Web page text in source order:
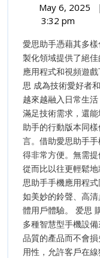
爱
思
助
手
优
化
处
理
器
性
能
May 6, 2025 |
3:32 pm
愛思助手憑藉其多樣化的產品，為蘋果用戶在設備監控和客
製化領域提供了絕
應用程式和視頻遊
思 成為技術愛好者
越來越融入日常生
滿足技術需求，還
助手的行動版本同
言。借助愛思助手
得非常方便。無需
從而比以往更輕鬆
思助手手機應用程
如美妙的鈴聲、高
體用戶體驗。 爱思
多種智慧型手機設
品質的產品而不會
用性，允許客戶在